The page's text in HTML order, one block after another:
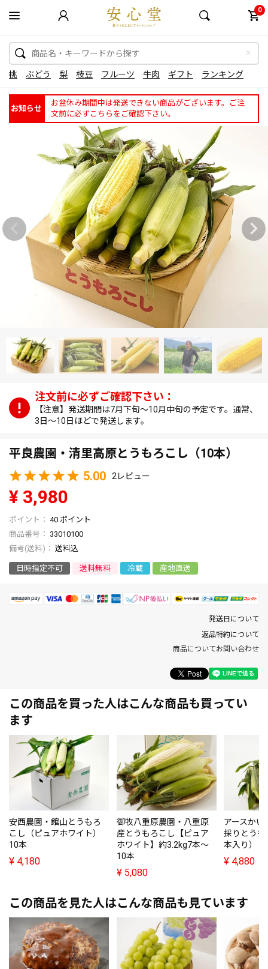
0
桃 ぶどう 梨 枝豆 フルーツ 牛肉 ギフト ランキング
お知らせ
お盆休み期間中は発送できない商品がございます。ご注
文前に必ずこちらをご確認下さい。
【注意】発送期間は7月下旬～10月中旬の予定です。通常、
3日～10日ほどで発送します。
平良農園・清里高原とうもろこし（10本）
5.00
2
¥ 3,980
40 ポイント
商品番号
33010100
送料込
日時指定不可 送料無料 冷蔵 産地直送
発送日について
返品特約について
商品についてお問い合わせ
この商品を買った人はこんな商品も買ってい
ます
安西農園・館山とうもろ
こし（ピュアホワイト）
10本
¥ 4,180
御牧八重原農園・八重原
産とうもろこし【ピュア
ホワイト】約3.2kg7本～
10本
¥ 5,080
アースかい
採りとう
本入り）
¥ 4,880
この商品を見た人はこんな商品も見ています